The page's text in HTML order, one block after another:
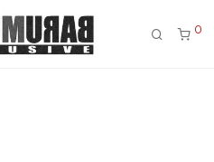
0